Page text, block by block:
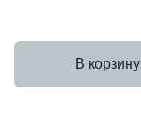
В корзину